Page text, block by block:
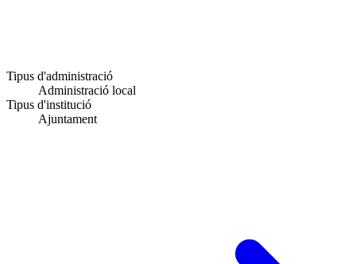
Tipus d'administració
Administració local
Tipus d'institució
Ajuntament